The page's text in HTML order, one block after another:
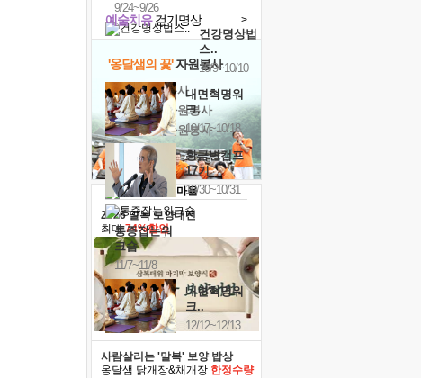
9/24~9/26
건강명상법
스..
10/9~10/10
내면혁명워
크..
10/17~10/18
황금변캠프
17기
10/30~10/31
통증잡는워
크숍
11/7~11/8
내면혁명워
크..
12/12~12/13
예술치유걷기명상 >
'옹달샘의 꽃'자원봉사
· 청년 자원봉사
· 금빛청년 자원봉사
· 음식연구 자원봉사
2026 말복 보양대전
최대74%할인
사람살리는 '말복' 보양 밥상
옹달샘 닭개장&채개장 한정수량